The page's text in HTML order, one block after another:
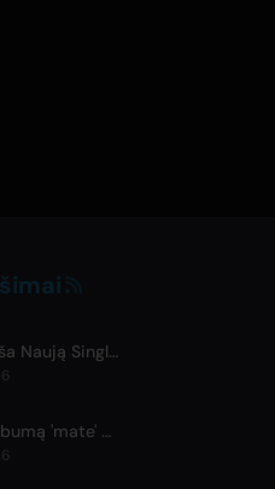
=LOVE Praneša Naują Singlą 'Koi, Hajimemashita.' ir Koncertus Tokijo Dome
AliA išleido albumą 'mate' po pertraukos, pranešė apį koncertą Tokijuje